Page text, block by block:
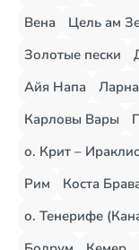
Вена
Цель ам
Золотые пески
Айя Напа
Карловы Вары
о. Крит –
Рим
Коста
о. Тенерифе